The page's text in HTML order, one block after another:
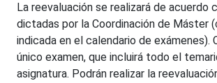
La reevaluación se realizará de acuerdo
dictadas por la Coordinación de Máster
indicada en el calendario de exámenes).
único examen, que incluirá todo el
asignatura. Podrán realizar la